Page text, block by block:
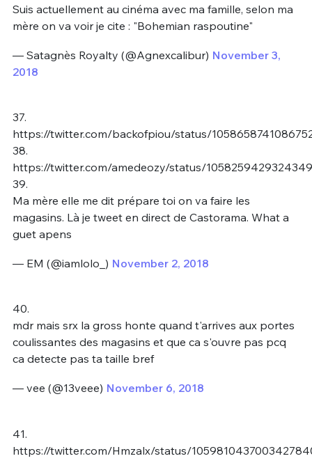
Suis actuellement au cinéma avec ma famille, selon ma
mère on va voir je cite : "Bohemian raspoutine"
— Satagnès Royalty (@Agnexcalibur) November 3,
2018
37.
https://twitter.com/backofpiou/status/
38.
https://twitter.com/amedeozy/status/
39.
Ma mère elle me dit prépare toi on va faire les
magasins. Là je tweet en direct de Castorama. What a
guet apens
— EM (@iamlolo_) November 2, 2018
40.
mdr mais srx la gross honte quand t'arrives aux portes
coulissantes des magasins et que ca s'ouvre pas pcq
ca detecte pas ta taille bref
— vee (@13veee) November 6, 2018
41.
https://twitter.com/Hmzalx/status/